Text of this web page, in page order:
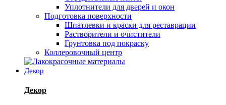
Уплотнители для дверей и окон
Подготовка поверхности
Шпатлевки и краски для реставрации
Растворители и очистители
Грунтовка под покраску
Коллеровочный центр
Декор
Декор